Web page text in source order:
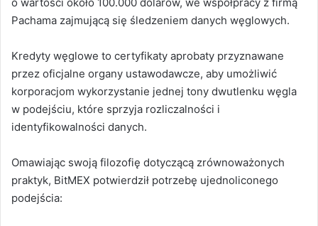
Pachama zajmującą się śledzeniem danych węglowych.
Kredyty węglowe to certyfikaty aprobaty przyznawane
przez oficjalne organy ustawodawcze, aby umożliwić
korporacjom wykorzystanie jednej tony dwutlenku węgla
w podejściu, które sprzyja rozliczalności i
identyfikowalności danych.
Omawiając swoją filozofię dotyczącą zrównoważonych
praktyk, BitMEX potwierdził potrzebę ujednoliconego
podejścia: